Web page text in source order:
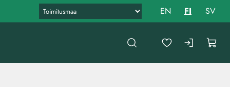
EN FI SV